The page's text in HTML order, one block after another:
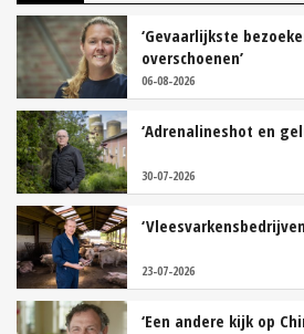
‘Gevaarlijkste
overschoenen’
06-08-2026
‘Adrenalineshot en
30-07-2026
23-07-2026
‘Een andere kijk op